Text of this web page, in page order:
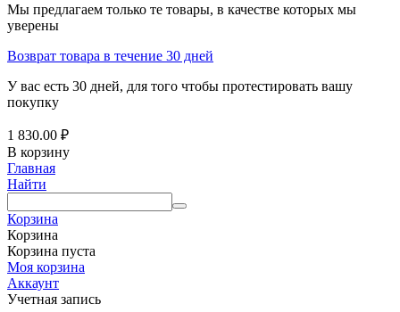
Мы предлагаем только те товары, в качестве которых мы
уверены
Возврат товара в течение 30 дней
У вас есть 30 дней, для того чтобы протестировать вашу
покупку
1 830.00 ₽
В корзину
Главная
Найти
Корзина
Корзина
Корзина пуста
Моя корзина
Аккаунт
Учетная запись